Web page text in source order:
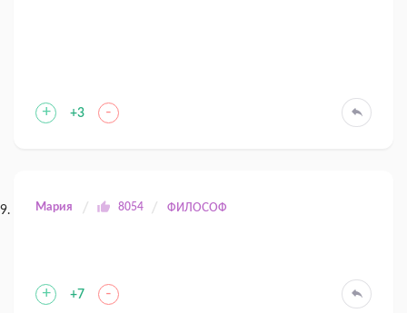
+ +3 -
Мария 8054 ФИЛОСОФ
+ +7 -